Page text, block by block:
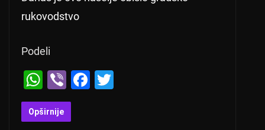
rukovodstvo
Podeli
W
h
at
Vi
b
er
F
Opširnije